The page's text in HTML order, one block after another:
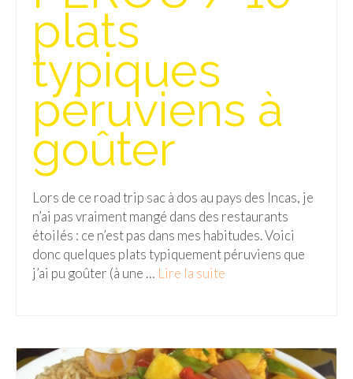
FRANCE
– Nice
– Paris
– La Réunion
JAPON
– Osaka
PÉROU
PORTUGAL
USA
– Hanoi
plats
typiques
péruviens à
goûter
Lors de ce road trip sac à dos au pays des Incas, je
n’ai pas vraiment mangé dans des restaurants
étoilés : ce n’est pas dans mes habitudes. Voici
donc quelques plats typiquement péruviens que
j’ai pu goûter (à une … Lire la suite­­